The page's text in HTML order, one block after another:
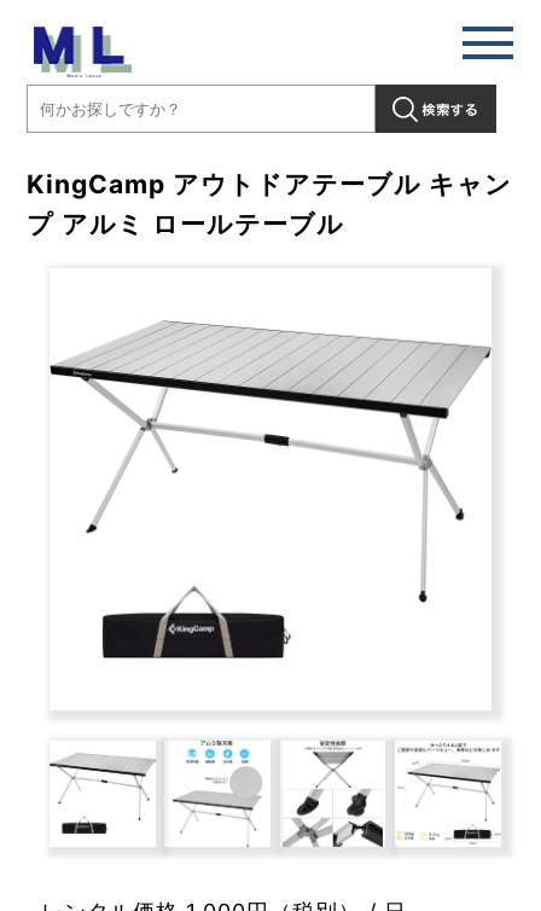
KingCamp アウトドアテーブル キャン
プ アルミ ロールテーブル